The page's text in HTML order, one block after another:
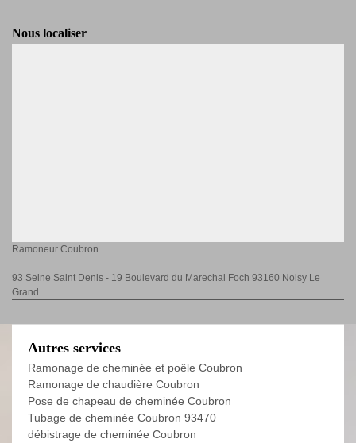
Nous localiser
Ramoneur Coubron
93 Seine Saint Denis - 19 Boulevard du Marechal Foch 93160 Noisy Le
Grand
Autres services
Ramonage de cheminée et poêle Coubron
Ramonage de chaudière Coubron
Pose de chapeau de cheminée Coubron
Tubage de cheminée Coubron 93470
débistrage de cheminée Coubron